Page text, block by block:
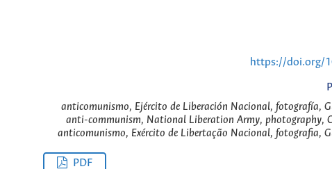
https://doi.org/
anticomunismo, Ejército de Liberación Nacional, fotografía,
anti-communism, National Liberation Army, photography,
anticomunismo, Exército de Libertação Nacional, fotografia,
PDF